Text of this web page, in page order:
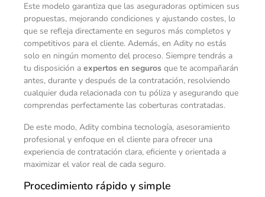
Este modelo garantiza que las aseguradoras optimicen sus
propuestas, mejorando condiciones y ajustando costes, lo
que se refleja directamente en seguros más completos y
competitivos para el cliente. Además, en Adity no estás
solo en ningún momento del proceso. Siempre tendrás a
tu disposición a expertos en seguros que te acompañarán
antes, durante y después de la contratación, resolviendo
cualquier duda relacionada con tu póliza y asegurando que
comprendas perfectamente las coberturas contratadas.
De este modo, Adity combina tecnología, asesoramiento
profesional y enfoque en el cliente para ofrecer una
experiencia de contratación clara, eficiente y orientada a
maximizar el valor real de cada seguro.
Procedimiento rápido y simple